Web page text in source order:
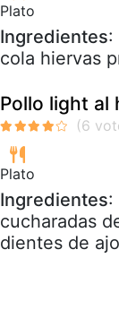
Plato
Ingredientes:
cola hiervas
Pollo light al
Plato
Ingredientes:
cucharadas
dientes de